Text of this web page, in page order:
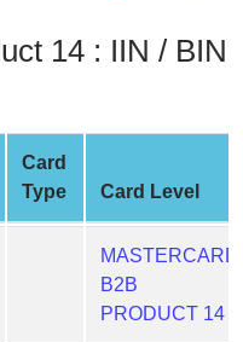
14 : IIN / BIN
Card
Type
Card Level
MASTERCARD
B2B
PRODUCT 14